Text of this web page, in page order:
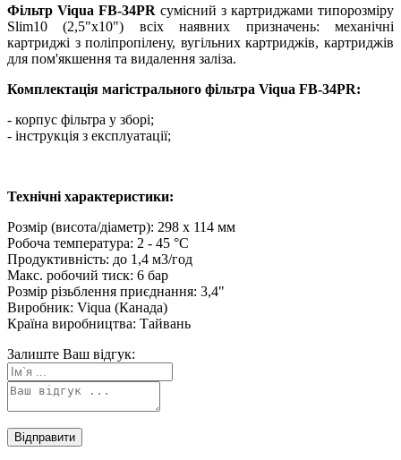
Фільтр Viqua FB-34PR сумісний з картриджами типорозміру
Slim10 (2,5"x10") всіх наявних призначень: механічні
картриджі з поліпропілену, вугільних картриджів, картриджів
для пом'якшення та видалення заліза.
Комплектація магістрального фільтра Viqua FB-34PR:
- корпус фільтра у зборі;
- інструкція з експлуатації;
Технічні характеристики:
Розмір (висота/діаметр): 298 х 114 мм
Робоча температура: 2 - 45 °C
Продуктивність: до 1,4 м3/год
Макс. робочий тиск: 6 бар
Розмір різьблення приєднання: 3,4"
Виробник: Viqua (Канада)
Країна виробництва: Тайвань
Залиште Ваш відгук: